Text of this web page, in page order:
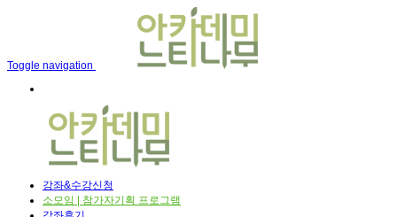
메뉴 건너뛰기
Toggle navigation
강좌&수강신청
소모임 | 참가자기획 프로그램